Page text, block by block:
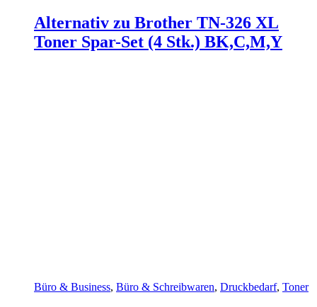
Alternativ zu Brother TN-326 XL
Toner Spar-Set (4 Stk.) BK,C,M,Y
Büro & Business, Büro & Schreibwaren, Druckbedarf, Toner